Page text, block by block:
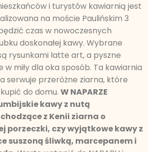
i turystów kawiarnią jest
na moście Paulińskim 3
czas w nowoczesnych
doskonałej kawy. Wybrane
rysunkami latte art, a pyszne
miły dla oka sposób. Ta kawiarnia
serwuje przeróżne ziarna, które
do domu. W NAPARZE
kawy z nutą
z Kenii ziarna o
porzeczki, czy wyjątkowe kawy z
suszoną śliwką, marcepanem i